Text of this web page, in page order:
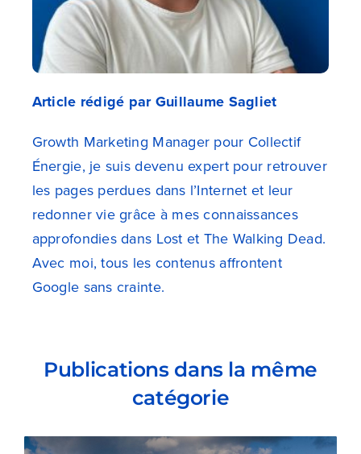
Article rédigé par Guillaume Sagliet
Growth Marketing Manager pour Collectif
Énergie, je suis devenu expert pour retrouver
les pages perdues dans l’Internet et leur
redonner vie grâce à mes connaissances
approfondies dans Lost et The Walking Dead.
Avec moi, tous les contenus affrontent
Google sans crainte.
Publications dans la même
catégorie